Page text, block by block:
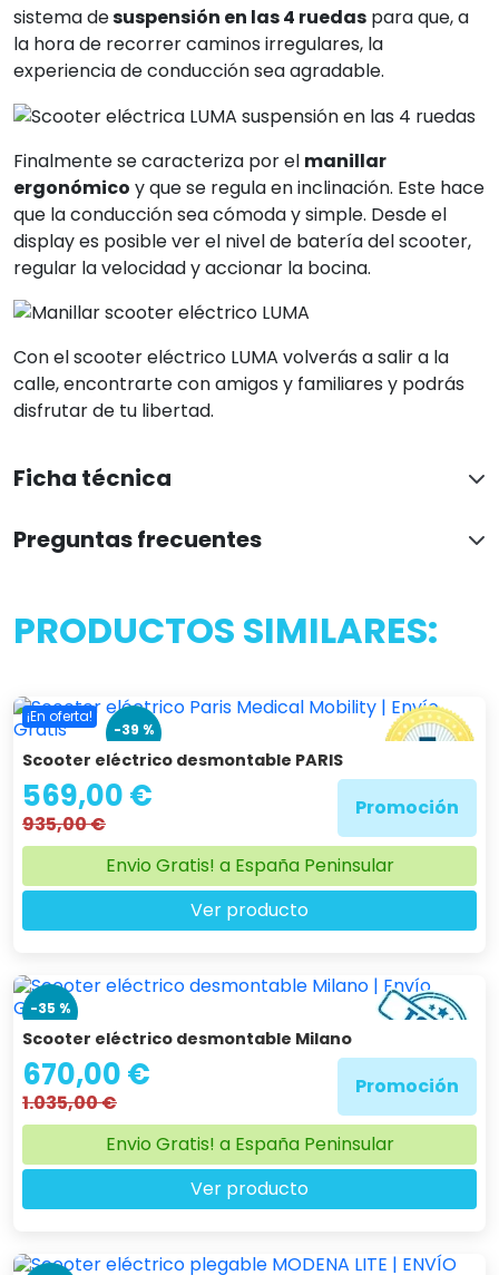
sistema desuspensión en las 4 ruedas para que, a
la hora de recorrer caminos irregulares, la
experiencia de conducción sea agradable.
Finalmente se caracteriza por el manillar
ergonómico y que se regula en inclinación. Este hace
que la conducción sea cómoda y simple. Desde el
display es posible ver el nivel de batería del scooter,
regular la velocidad y accionar la bocina.
Con el scooter eléctrico LUMA volverás a salir a la
calle, encontrarte con amigos y familiares y podrás
disfrutar de tu libertad.
Ficha técnica
Preguntas frecuentes
PRODUCTOS SIMILARES:
¡En oferta!
-39 %
Scooter eléctrico desmontable PARIS
569,00 €
935,00 €
Promoción
Envio Gratis! a España Peninsular
Ver producto
-35 %
Scooter eléctrico desmontable Milano
670,00 €
1.035,00 €
Promoción
Envio Gratis! a España Peninsular
Ver producto